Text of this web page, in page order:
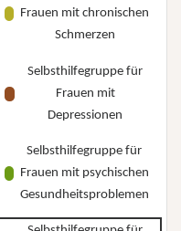
Frauen mit chronischen
Schmerzen
Selbsthilfegruppe für
Frauen mit
Depressionen
Selbsthilfegruppe für
Frauen mit psychischen
Gesundheitsproblemen